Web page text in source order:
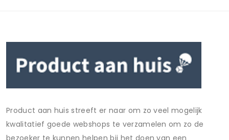
Product aan huis streeft er naar om zo veel mogelijk
kwalitatief goede webshops te verzamelen om zo de
bezoeker te kunnen helpen bij het doen van een